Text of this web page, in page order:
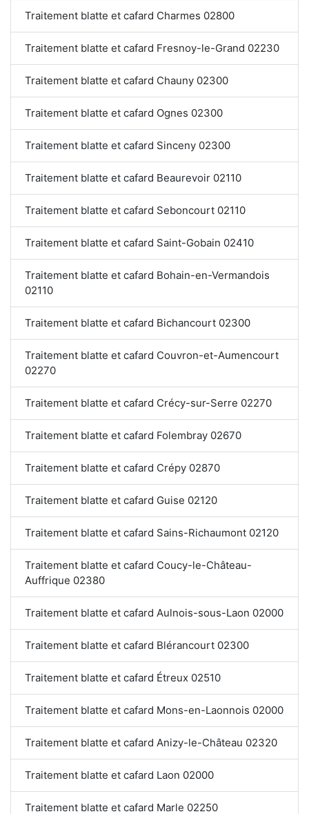
Traitement blatte et cafard Charmes 02800
Traitement blatte et cafard Fresnoy-le-Grand 02230
Traitement blatte et cafard Chauny 02300
Traitement blatte et cafard Ognes 02300
Traitement blatte et cafard Sinceny 02300
Traitement blatte et cafard Beaurevoir 02110
Traitement blatte et cafard Seboncourt 02110
Traitement blatte et cafard Saint-Gobain 02410
Traitement blatte et cafard Bohain-en-Vermandois
02110
Traitement blatte et cafard Bichancourt 02300
Traitement blatte et cafard Couvron-et-Aumencourt
02270
Traitement blatte et cafard Crécy-sur-Serre 02270
Traitement blatte et cafard Folembray 02670
Traitement blatte et cafard Crépy 02870
Traitement blatte et cafard Guise 02120
Traitement blatte et cafard Sains-Richaumont 02120
Traitement blatte et cafard Coucy-le-Château-
Auffrique 02380
Traitement blatte et cafard Aulnois-sous-Laon 02000
Traitement blatte et cafard Blérancourt 02300
Traitement blatte et cafard Étreux 02510
Traitement blatte et cafard Mons-en-Laonnois 02000
Traitement blatte et cafard Anizy-le-Château 02320
Traitement blatte et cafard Laon 02000
Traitement blatte et cafard Marle 02250